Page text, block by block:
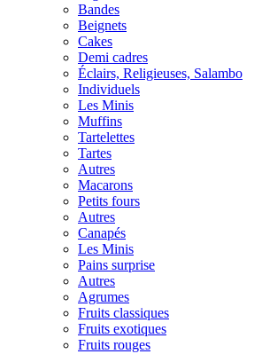
Bandes
Beignets
Cakes
Demi cadres
Éclairs, Religieuses, Salambo
Individuels
Les Minis
Muffins
Tartelettes
Tartes
Autres
Macarons
Petits fours
Autres
Canapés
Les Minis
Pains surprise
Autres
Agrumes
Fruits classiques
Fruits exotiques
Fruits rouges